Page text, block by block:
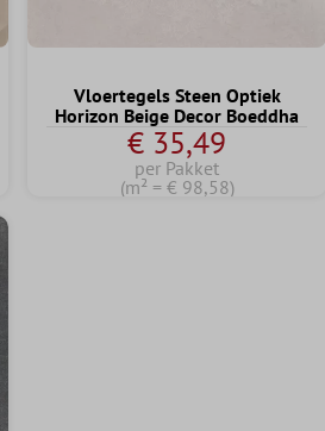
Vloertegels Steen Optiek
Horizon Beige Decor Boeddha
€ 35,49
per Pakket
(m² = € 98,58)